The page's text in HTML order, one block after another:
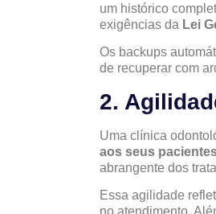
um histórico
exigências da Lei
Os backups
de recuperar com
2.
Uma clínica
aos seus
abrangente dos
Essa agilidade
no atendimento.